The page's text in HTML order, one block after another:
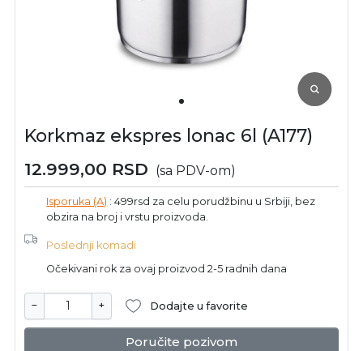
Korkmaz ekspres lonac 6l (A177)
12.999,00 RSD (sa PDV-om)
Isporuka (A) : 499rsd za celu porudžbinu u Srbiji, bez
obzira na broj i vrstu proizvoda.
Poslednji komadi
Očekivani rok za ovaj proizvod 2-5 radnih dana
− + Dodajte u favorite
Poručite pozivom